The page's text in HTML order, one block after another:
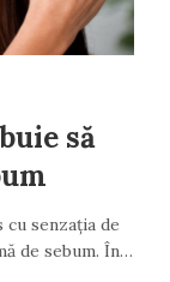
să
senzația de
de sebum. În…